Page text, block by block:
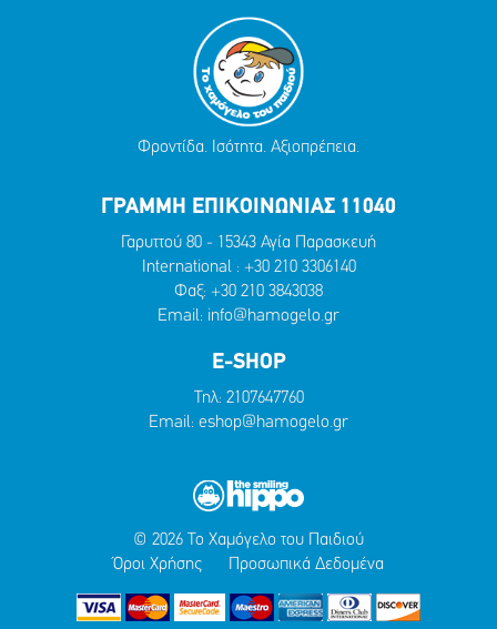
Φροντίδα. Ισότητα. Αξιοπρέπεια.
ΓΡΑΜΜΗ ΕΠΙΚΟΙΝΩΝΙΑΣ 11040
Γαρυττού 80 - 15343 Αγία Παρασκευή
International : +30 210 3306140
Φαξ: +30 210 3843038
Email: info@hamogelo.gr
E-SHOP
Τηλ: 2107647760
Email: eshop@hamogelo.gr
© 2026 Το Χαμόγελο του Παιδιού
Όροι Χρήσης
Προσωπικά Δεδομένα